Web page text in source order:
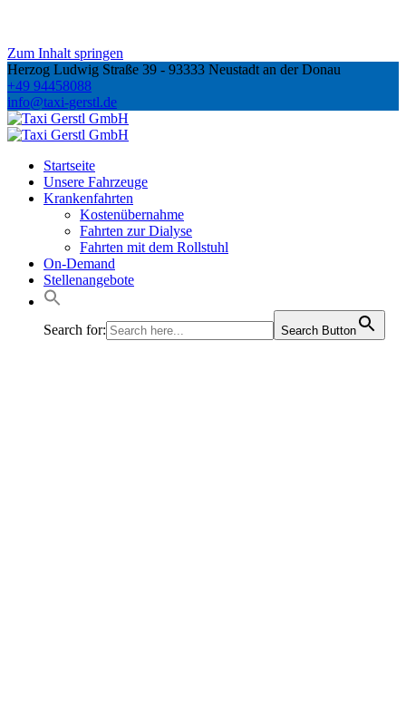
Zum Inhalt springen
Herzog Ludwig Straße 39 - 93333 Neustadt an der Donau
+49 94458088
info@taxi-gerstl.de
Startseite
Unsere Fahrzeuge
Krankenfahrten
Kostenübernahme
Fahrten zur Dialyse
Fahrten mit dem Rollstuhl
On-Demand
Stellenangebote
Search for: Search Button